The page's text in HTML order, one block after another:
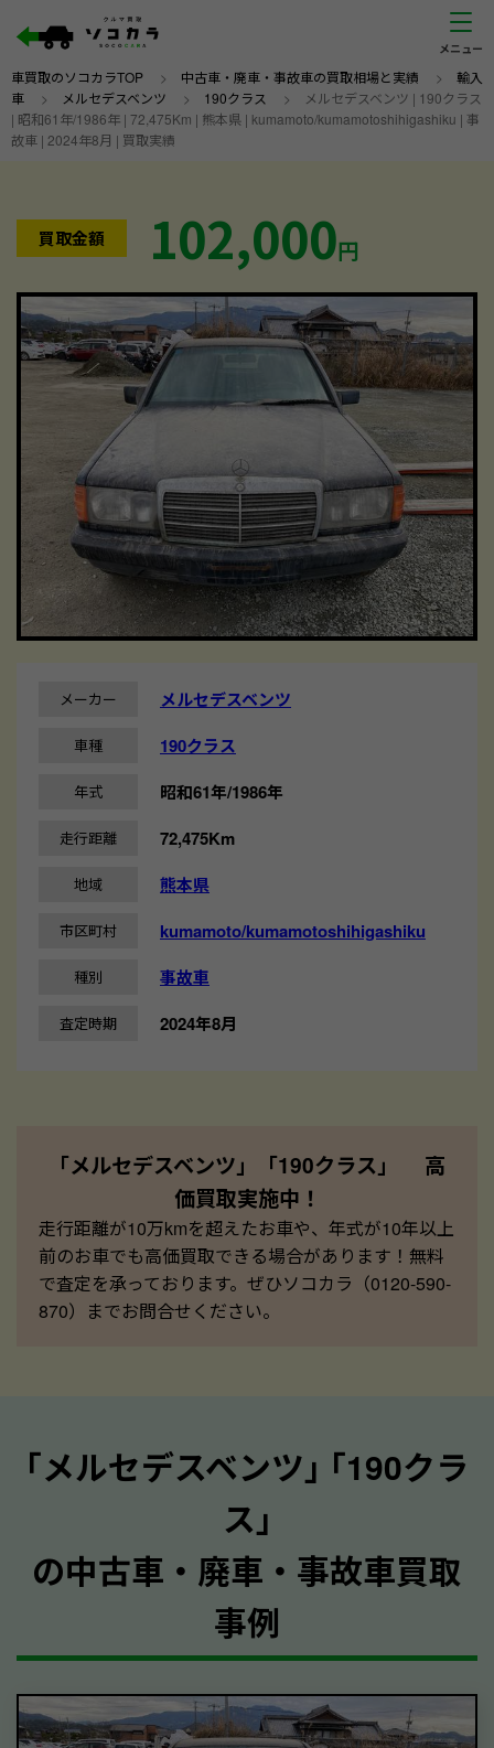
車買取のソコカラTOP > 中古車・廃車・事故車の買取相場と実績 > 輸入
車 > メルセデスベンツ > 190クラス >
メルセデスベンツ | 190クラス
| 昭和61年/1986年 | 72,475Km | 熊本県 | kumamoto/kumamotoshihigashiku | 事
故車 | 2024年8月 | 買取実績
買取金額 102,000円
メーカー メルセデスベンツ
車種 190クラス
年式 昭和61年/1986年
走行距離 72,475Km
地域 熊本県
市区町村 kumamoto/kumamotoshihigashiku
種別 事故車
査定時期 2024年8月
「メルセデスベンツ」「190クラス」 高
価買取実施中！
走行距離が10万kmを超えたお車や、年式が10年以上
前のお車でも高価買取できる場合があります！無料
で査定を承っております。ぜひソコカラ（0120-590-
870）までお問合せください。
｢メルセデスベンツ｣ ｢190クラ
ス｣
の中古車・廃車・事故車買取
事例